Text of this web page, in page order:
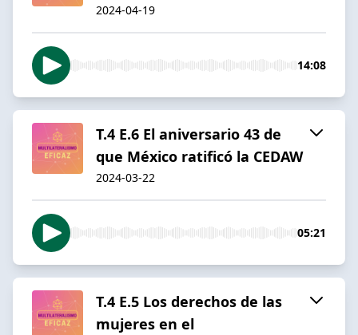
2024-04-19
14:08
T.4 E.6 El aniversario 43 de
que México ratificó la CEDAW
2024-03-22
05:21
T.4 E.5 Los derechos de las
mujeres en el